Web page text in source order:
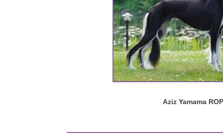
Aziz Yamama ROP